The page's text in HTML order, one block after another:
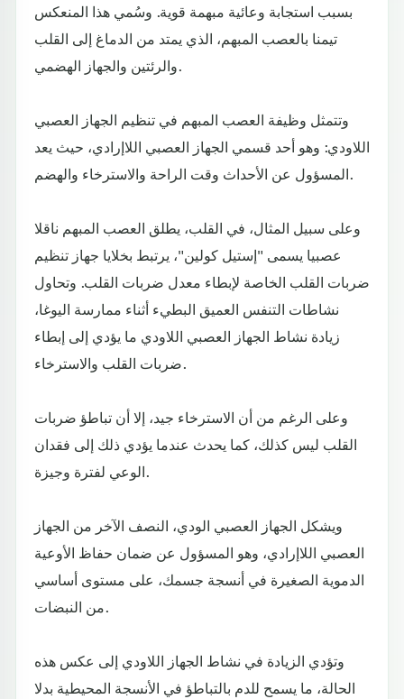
بسبب استجابة وعائية مبهمة قوية. وسُمي هذا المنعكس
تيمنا بالعصب المبهم، الذي يمتد من الدماغ إلى القلب
والرئتين والجهاز الهضمي.
وتتمثل وظيفة العصب المبهم في تنظيم الجهاز العصبي
اللاودي: وهو أحد قسمي الجهاز العصبي اللاإرادي، حيث يعد
المسؤول عن الأحداث وقت الراحة والاسترخاء والهضم.
وعلى سبيل المثال، في القلب، يطلق العصب المبهم ناقلا
عصبيا يسمى "إستيل كولين"، يرتبط بخلايا جهاز تنظيم
ضربات القلب الخاصة لإبطاء معدل ضربات القلب. وتحاول
نشاطات التنفس العميق البطيء أثناء ممارسة اليوغا،
زيادة نشاط الجهاز العصبي اللاودي ما يؤدي إلى إبطاء
ضربات القلب والاسترخاء.
وعلى الرغم من أن الاسترخاء جيد، إلا أن تباطؤ ضربات
القلب ليس كذلك، كما يحدث عندما يؤدي ذلك إلى فقدان
الوعي لفترة وجيزة.
ويشكل الجهاز العصبي الودي، النصف الآخر من الجهاز
العصبي اللاإرادي، وهو المسؤول عن ضمان حفاظ الأوعية
الدموية الصغيرة في أنسجة جسمك، على مستوى أساسي
من النبضات.
وتؤدي الزيادة في نشاط الجهاز اللاودي إلى عكس هذه
الحالة، ما يسمح للدم بالتباطؤ في الأنسجة المحيطية بدلا